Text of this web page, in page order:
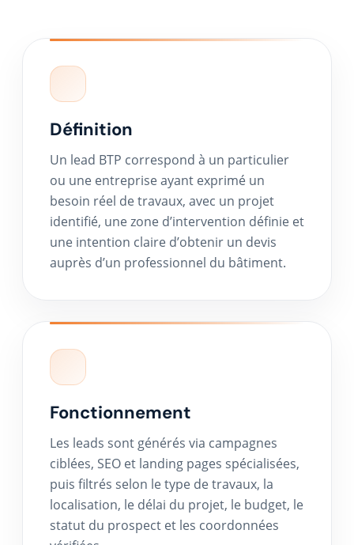
Définition
Un lead BTP correspond à un particulier
ou une entreprise ayant exprimé un
besoin réel de travaux, avec un projet
identifié, une zone d’intervention définie et
une intention claire d’obtenir un devis
auprès d’un professionnel du bâtiment.
Fonctionnement
Les leads sont générés via campagnes
ciblées, SEO et landing pages spécialisées,
puis filtrés selon le type de travaux, la
localisation, le délai du projet, le budget, le
statut du prospect et les coordonnées